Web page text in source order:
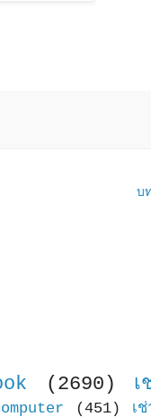
บ
(2690)
เ
(451) เ